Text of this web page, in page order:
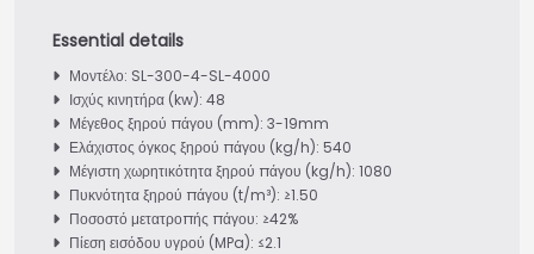
Μοντέλο: SL-300-4-SL-4000
Ισχύς κινητήρα (kw): 48
Μέγεθος ξηρού πάγου (mm): 3-19mm
Ελάχιστος όγκος ξηρού πάγου (kg/h): 540
Μέγιστη χωρητικότητα ξηρού πάγου (kg/h): 1080
Πυκνότητα ξηρού πάγου (t/m³): ≥1.50
Ποσοστό μετατροπής πάγου: ≥42%
Πίεση εισόδου υγρού (MPa): ≤2.1